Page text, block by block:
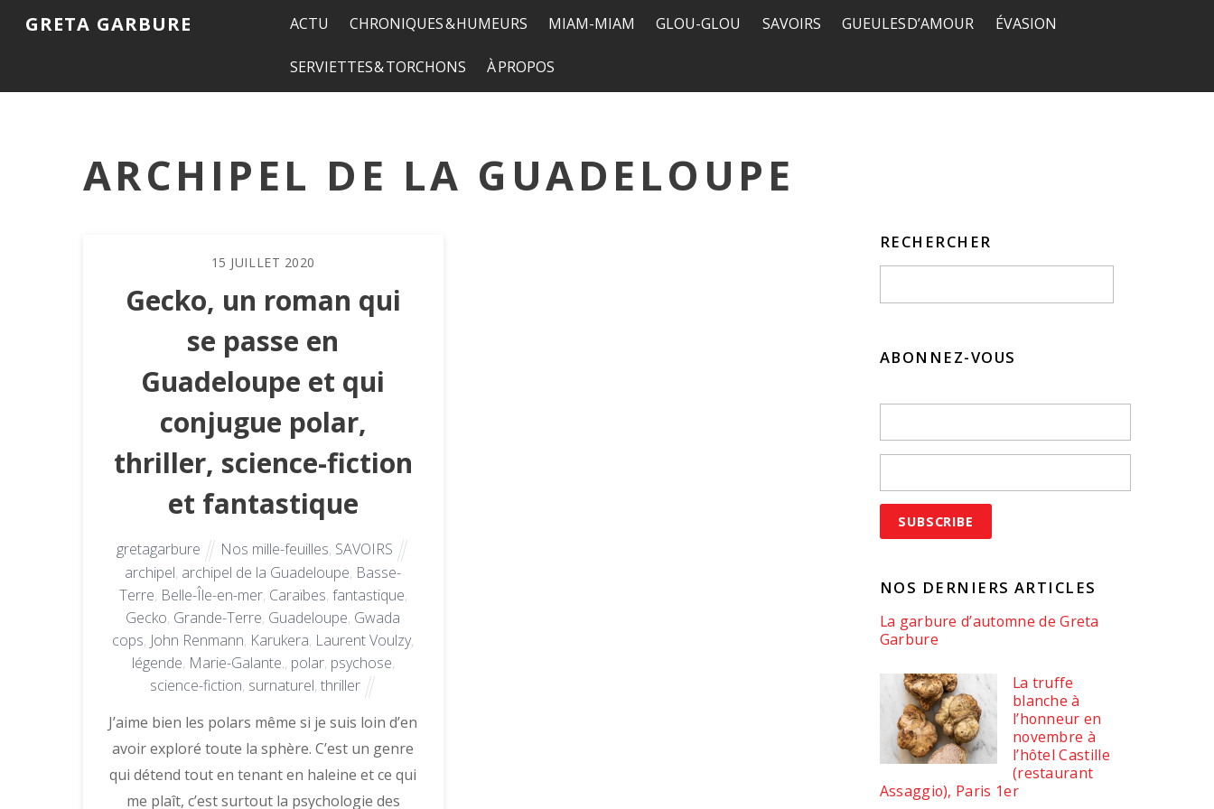
GRETA GARBURE ACTU CHRONIQUES & HUMEURS MIAM-MIAM GLOU-GLOU SAVOIRS GUEULES D’AMOUR ÉVASION
SERVIETTES & TORCHONS À PROPOS
ARCHIPEL DE LA GUADELOUPE
15 JUILLET 2020
Gecko, un roman qui
se passe en
Guadeloupe et qui
conjugue polar,
thriller, science-fiction
et fantastique
gretagarbure Nos mille-feuilles, SAVOIRS
archipel, archipel de la Guadeloupe, Basse-
Terre, Belle-Île-en-mer, Caraïbes, fantastique,
Gecko, Grande-Terre, Guadeloupe, Gwada
cops, John Renmann, Karukera, Laurent Voulzy,
légende, Marie-Galante., polar, psychose,
science-fiction, surnaturel, thriller
J’aime bien les polars même si je suis loin d’en
avoir exploré toute la sphère. C’est un genre
qui détend tout en tenant en haleine et ce qui
me plaît, c’est surtout la psychologie des
RECHERCHER
ABONNEZ-VOUS
NOS DERNIERS ARTICLES
La garbure d’automne de Greta
Garbure
La truffe
blanche à
l’honneur en
novembre à
l’hôtel Castille
(restaurant
Assaggio), Paris 1er